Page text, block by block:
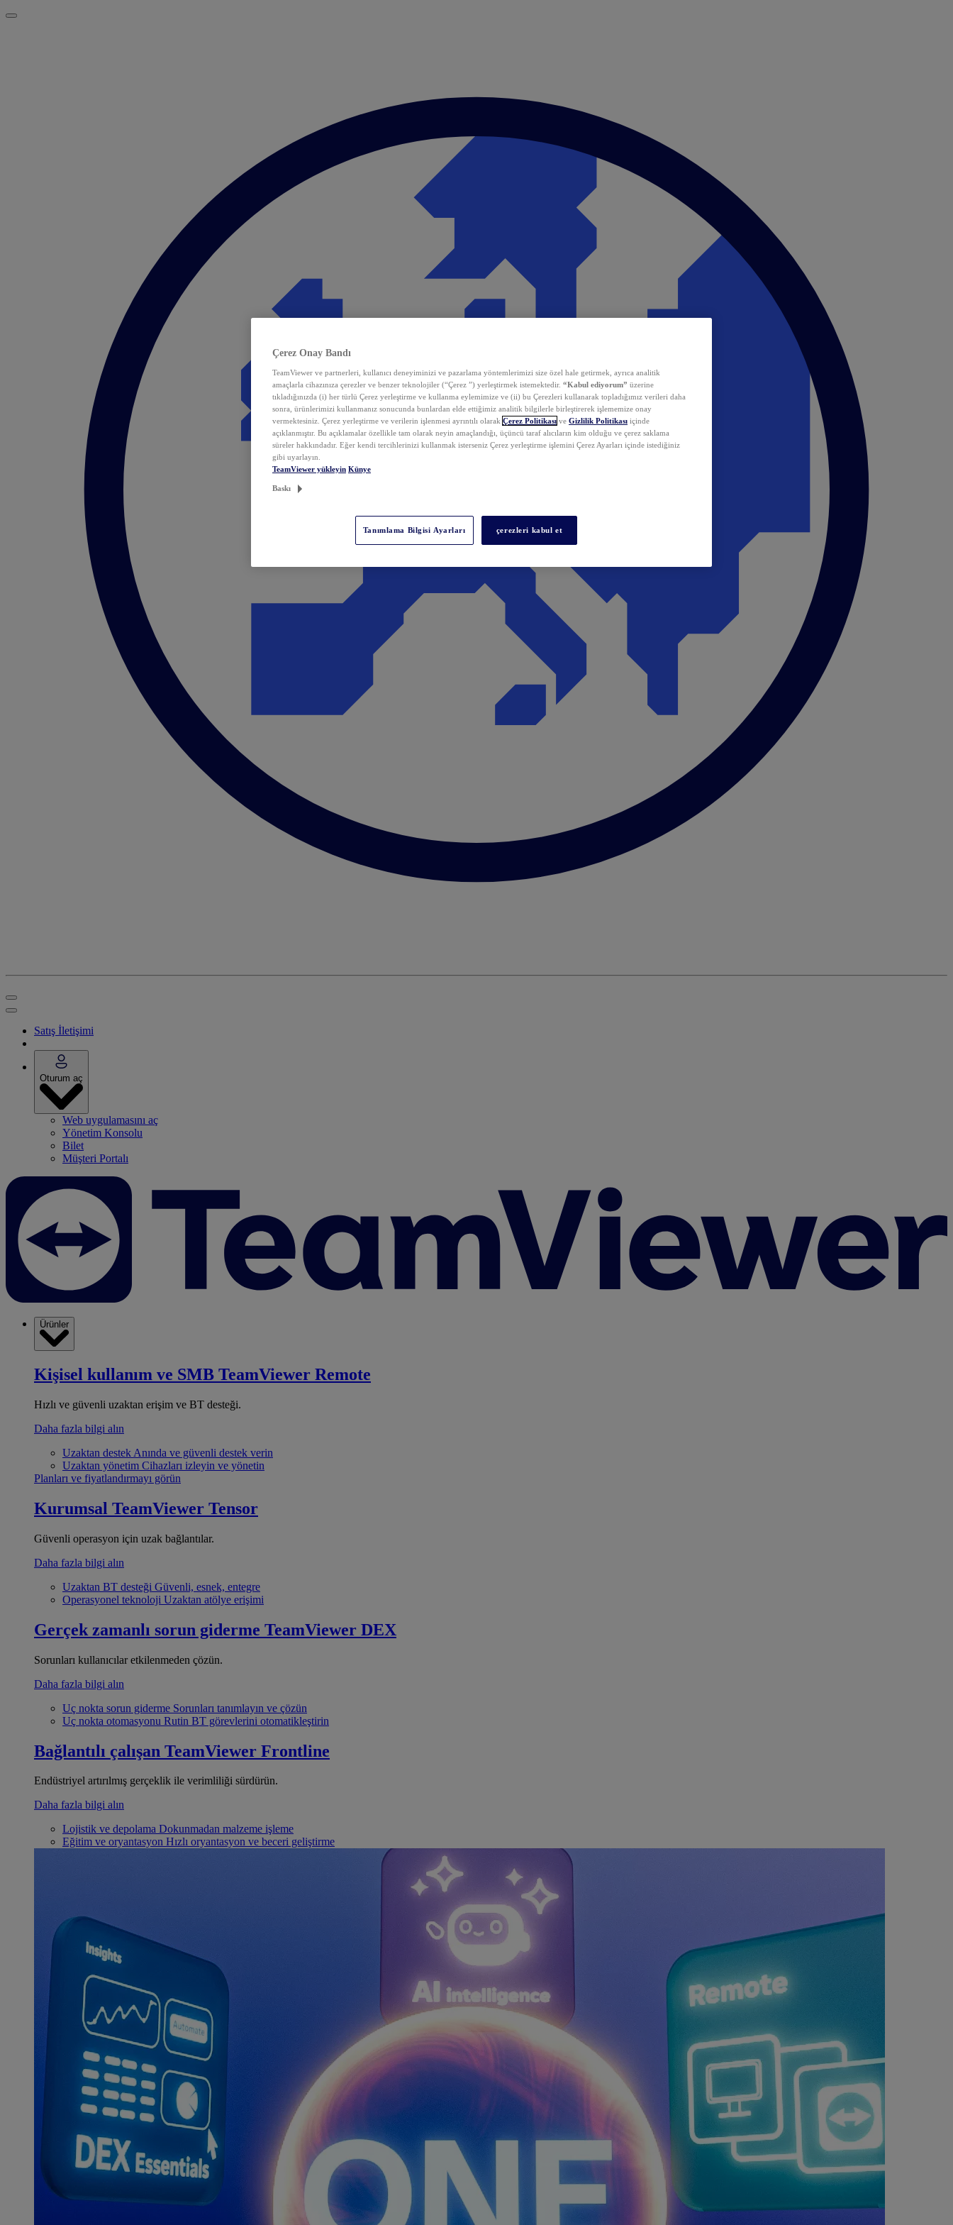
Satış İletişimi
Oturum aç
Web uygulamasını aç
Yönetim Konsolu
Bilet
Müşteri Portalı
Ürünler
Kişisel kullanım ve SMB TeamViewer Remote
Hızlı ve güvenli uzaktan erişim ve BT desteği.
Daha fazla bilgi alın
Uzaktan destek Anında ve güvenli destek verin
Uzaktan yönetim Cihazları izleyin ve yönetin
Planları ve fiyatlandırmayı görün
Kurumsal TeamViewer Tensor
Güvenli operasyon için uzak bağlantılar.
Daha fazla bilgi alın
Uzaktan BT desteği Güvenli, esnek, entegre
Operasyonel teknoloji Uzaktan atölye erişimi
Gerçek zamanlı sorun giderme TeamViewer DEX
Sorunları kullanıcılar etkilenmeden çözün.
Daha fazla bilgi alın
Uç nokta sorun giderme Sorunları tanımlayın ve çözün
Uç nokta otomasyonu Rutin BT görevlerini otomatikleştirin
Bağlantılı çalışan TeamViewer Frontline
Endüstriyel artırılmış gerçeklik ile verimliliği sürdürün.
Daha fazla bilgi alın
Lojistik ve depolama Dokunmadan malzeme işleme
Eğitim ve oryantasyon Hızlı oryantasyon ve beceri geliştirme
Çerez Onay Bandı
TeamViewer ve partnerleri, kullanıcı deneyiminizi ve pazarlama yöntemlerimizi size özel hale getirmek, ayrıca analitik
amaçlarla cihazınıza çerezler ve benzer teknolojiler (“Çerez ”) yerleştirmek istemektedir. “Kabul ediyorum” üzerine
tıkladığınızda (i) her türlü Çerez yerleştirme ve kullanma eylemimize ve (ii) bu Çerezleri kullanarak topladığımız verileri daha
sonra, ürünlerimizi kullanmanız sonucunda bunlardan elde ettiğimiz analitik bilgilerle birleştirerek işlememize onay
vermektesiniz. Çerez yerleştirme ve verilerin işlenmesi ayrıntılı olarak Çerez Politikası ve Gizlilik Politikası içinde
açıklanmıştır. Bu açıklamalar özellikle tam olarak neyin amaçlandığı, üçüncü taraf alıcıların kim olduğu ve çerez saklama
süreler hakkındadır. Eğer kendi tercihlerinizi kullanmak isterseniz Çerez yerleştirme işlemini Çerez Ayarları içinde istediğiniz
gibi uyarlayın.
TeamViewer yükleyin Künye
Baskı
Tanımlama Bilgisi Ayarları çerezleri kabul et